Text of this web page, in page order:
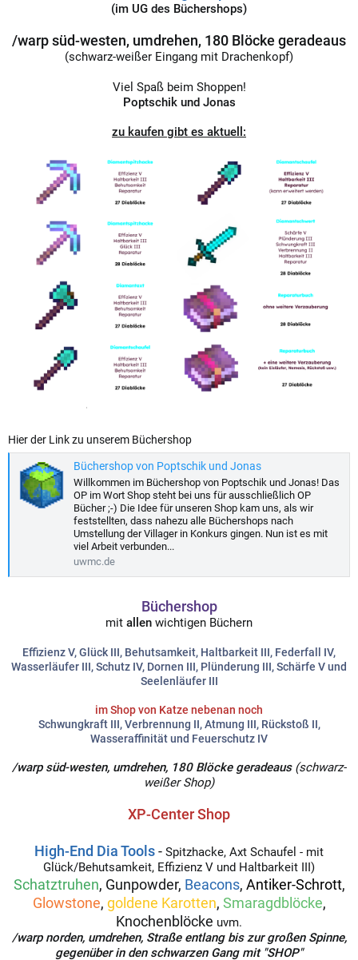
(im UG des Büchershops)
/warp süd-westen, umdrehen, 180 Blöcke geradeaus
(schwarz-weißer Eingang mit Drachenkopf)
Viel Spaß beim Shoppen!
Poptschik und Jonas
zu kaufen gibt es aktuell:
Hier der Link zu unserem Büchershop
Büchershop von Poptschik und Jonas
Willkommen im Büchershop von Poptschik und Jonas! Das
OP im Wort Shop steht bei uns für ausschließlich OP
Bücher ;-) Die Idee für unseren Shop kam uns, als wir
feststellten, dass nahezu alle Büchershops nach
Umstellung der Villager in Konkurs gingen. Nun ist es mit
viel Arbeit verbunden...
uwmc.de
Büchershop
mit allen wichtigen Büchern
Effizienz V,Glück III, Behutsamkeit, Haltbarkeit III, Federfall IV,
Wasserläufer III, Schutz IV, Dornen III, Plünderung III, Schärfe V und
Seelenläufer III
im Shop von Katze nebenan noch
Schwungkraft III, Verbrennung II, Atmung III, Rückstoß II,
Wasseraffinität und Feuerschutz IV
/warp süd-westen, umdrehen, 180 Blöcke geradeaus (schwarz-
weißer Shop)
XP-Center Shop
High-End Dia Tools- Spitzhacke, Axt Schaufel - mit
Glück/Behutsamkeit, Effizienz V und Haltbarkeit III)
Schatztruhen, Gunpowder, Beacons, Antiker-Schrott,
Glowstone, goldene Karotten, Smaragdblöcke,
Knochenblöcke uvm.
/warp norden, umdrehen, Straße entlang bis zur großen Spinne,
gegenüber in den schwarzen Gang mit "SHOP"